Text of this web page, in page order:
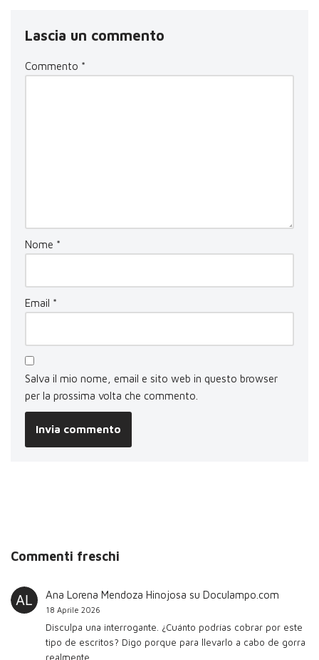
Lascia un commento
Commento *
Nome *
Email *
Salva il mio nome, email e sito web in questo browser
per la prossima volta che commento.
Commenti freschi
Ana Lorena Mendoza Hinojosa su Doculampo.com
18 Aprile 2026
Disculpa una interrogante. ¿Cuánto podrías cobrar por este
tipo de escritos? Digo porque para llevarlo a cabo de gorra
realmente…